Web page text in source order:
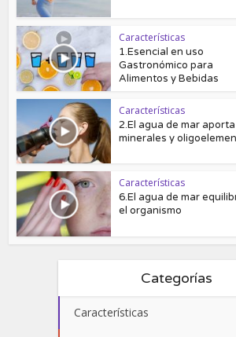
Características
1.Esencial en uso
Gastronómico para
Alimentos y Bebidas
Características
2.El agua de mar aporta
minerales y
Características
6.El agua de mar
el organismo
Categorías
Características